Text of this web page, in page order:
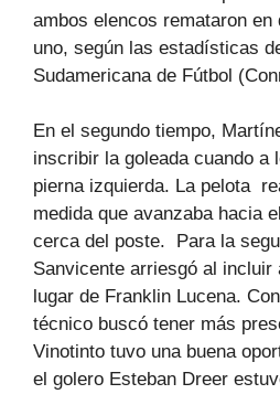
ambos elencos remataron
uno, según las estadísticas
Sudamericana de Fútbol
En el segundo tiempo,
inscribir la goleada cuando a
pierna izquierda. La pelota
medida que avanzaba hacia
cerca del poste. Para la
Sanvicente arriesgó al incluir
lugar de Franklin Lucena.
técnico buscó tener más
Vinotinto tuvo una buena
el golero Esteban Dreer